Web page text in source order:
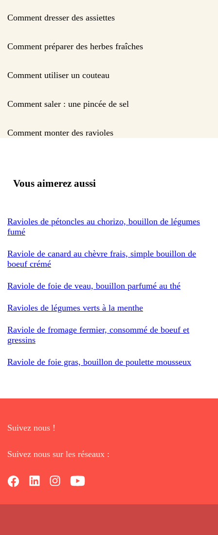
Comment dresser des assiettes
Comment préparer des herbes fraîches
Comment utiliser un couteau
Comment saler : une pincée de sel
Comment monter des ravioles
Vous aimerez aussi
Ravioles de pétoncles au chorizo, bouillon de légumes
fumé
Raviole de canard au chèvre frais, simple bouillon de
boeuf crémé
Raviole de foie de veau, bouillon parfumé au thé
Ravioles de légumes verts à la menthe
Raviole de fromage fermier, consommé de boeuf et
gressins
Raviole de foie gras, bouillon de poulette mousseux
Suivez nous !
Suivez nous sur les réseaux :